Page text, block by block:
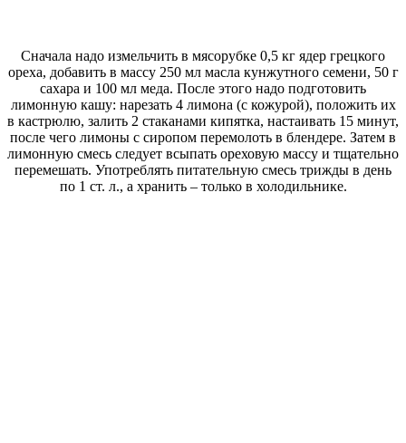
Сначала надо измельчить в мясорубке 0,5 кг ядер грецкого
ореха, добавить в массу 250 мл масла кунжутного семени, 50 г
сахара и 100 мл меда. После этого надо подготовить
лимонную кашу: нарезать 4 лимона (с кожурой), положить их
в кастрюлю, залить 2 стаканами кипятка, настаивать 15 минут,
после чего лимоны с сиропом перемолоть в блендере. Затем в
лимонную смесь следует всыпать ореховую массу и тщательно
перемешать. Употреблять питательную смесь трижды в день
по 1 ст. л., а хранить – только в холодильнике.